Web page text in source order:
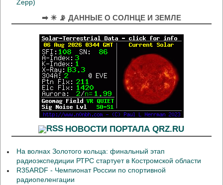
Zepp)
➡ ☀ 📡 ДАННЫЕ О СОЛНЦЕ И ЗЕМЛЕ
НОВОСТИ ПОРТАЛА QRZ.RU
На волнах Золотого кольца: финальный этап
радиоэкспедиции РТРС стартует в Костромской области
R35ARDF - Чемпионат России по спортивной
радиопеленгации